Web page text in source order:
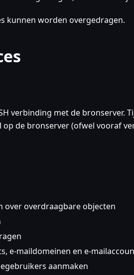
kunnen worden overgedragen.
verbinding met de bronserver.
op de bronserver (ofwel vooraf
over overdraagbare objecten
e-maildomeinen en e-
aanmaken